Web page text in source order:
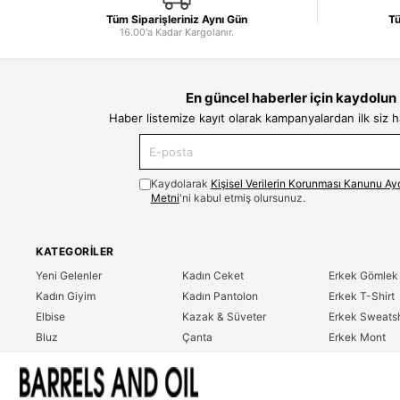
Tüm Siparişleriniz Aynı Gün
16.00'a Kadar Kargolanır.
En güncel haberler için kaydolun
Haber listemize kayıt olarak kampanyalardan ilk siz
Kaydolarak Kişisel Verilerin Korunması Kanunu
Metni'ni kabul etmiş olursunuz.
KATEGORILER
Yeni Gelenler
Kadın Giyim
Elbise
Bluz
T-Shirt
Kadın Ceket
Kadın Pantolon
Kazak & Süveter
Çanta
Erkek Gömlek
Erkek T-Shirt
Erkek
Erkek Mont